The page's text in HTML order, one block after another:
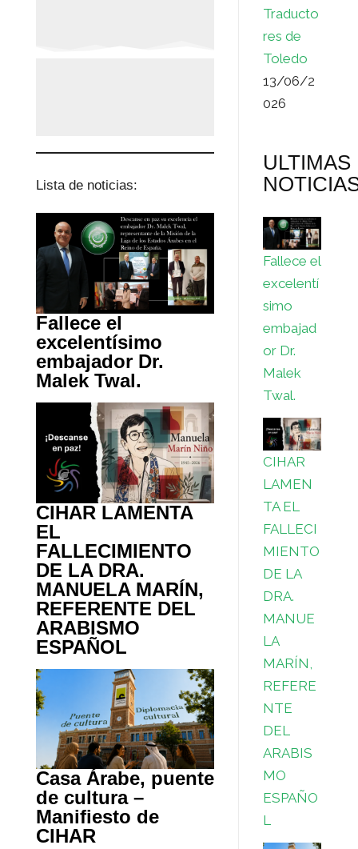
Lista de noticias:
Fallece el
excelentísimo
embajador Dr.
Malek Twal.
CIHAR LAMENTA
EL
FALLECIMIENTO
DE LA DRA.
MANUELA MARÍN,
REFERENTE DEL
ARABISMO
ESPAÑOL
Casa Árabe, puente
de cultura –
Manifiesto de
CIHAR
Traducto
res de
Toledo
13/06/2
026
ULTIMAS
Fallece el
excelentí
simo
embajad
or Dr.
Malek
Twal.
CIHAR
LAMEN
TA EL
FALLECI
MIENTO
DE LA
DRA.
MANUE
LA
MARÍN,
REFERE
NTE
DEL
ARABIS
MO
ESPAÑO
L